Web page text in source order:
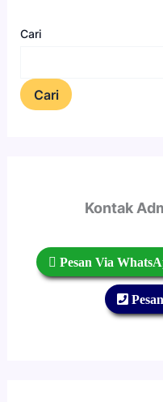
Cari
Cari
Kontak
 Pesan Via
